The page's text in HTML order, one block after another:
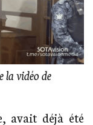
la vidéo de
avait déjà été